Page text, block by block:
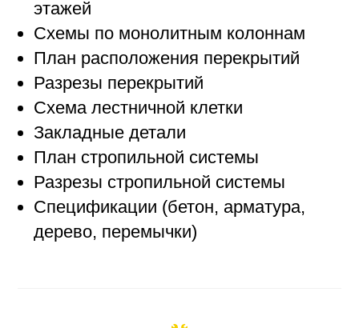
этажей
Схемы по монолитным колоннам
План расположения перекрытий
Разрезы перекрытий
Схема лестничной клетки
Закладные детали
План стропильной системы
Разрезы стропильной системы
Спецификации (бетон, арматура,
дерево, перемычки)